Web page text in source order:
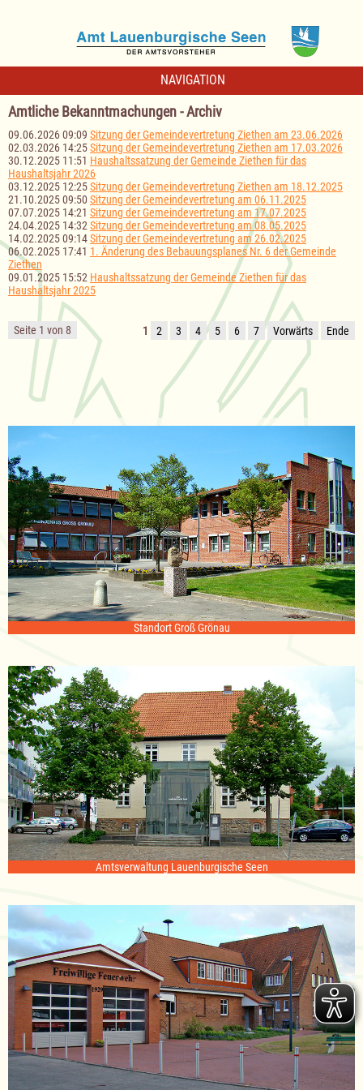
NAVIGATION
Amtliche Bekanntmachungen - Archiv
09.06.2026 09:09 Sitzung der Gemeindevertretung Ziethen am 23.06.2026
02.03.2026 14:25Sitzung der Gemeindevertretung Ziethen am 17.03.2026
30.12.2025 11:51 Haushaltssatzung der Gemeinde Ziethen für das
Haushaltsjahr 2026
03.12.2025 12:25Sitzung der Gemeindevertretung Ziethen am 18.12.2025
21.10.2025 09:50 Sitzung der Gemeindevertretung am 06.11.2025
07.07.2025 14:21 Sitzung der Gemeindevertretung am 17.07.2025
24.04.2025 14:32 Sitzung der Gemeindevertretung am 08.05.2025
14.02.2025 09:14Sitzung der Gemeindevertretung am 26.02.2025
06.02.2025 17:41 1. Änderung des Bebauungsplanes Nr. 6 der Gemeinde
Ziethen
09.01.2025 15:52 Haushaltssatzung der Gemeinde Ziethen für das
Haushaltsjahr 2025
Seite 1 von 8 1 2 3 4 5 6 7 Vorwärts Ende
Standort Groß Grönau
Amtsverwaltung Lauenburgische Seen